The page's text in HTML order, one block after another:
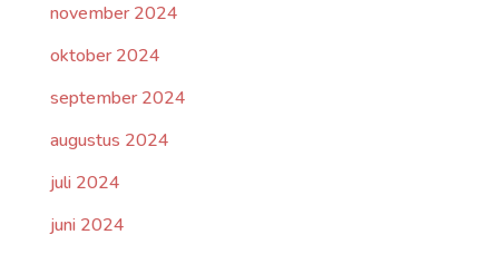
november 2024
oktober 2024
september 2024
augustus 2024
juli 2024
juni 2024